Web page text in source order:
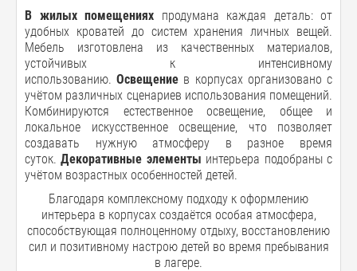
В жилых помещениях продумана каждая деталь: от
удобных кроватей до систем хранения личных вещей.
Мебель изготовлена из качественных материалов,
устойчивых к интенсивному
использованию.Освещение в корпусах организовано с
учётом различных сценариев использования помещений.
Комбинируются естественное освещение, общее и
локальное искусственное освещение, что позволяет
создавать нужную атмосферу в разное время
суток.Декоративные элементы интерьера подобраны с
учётом возрастных особенностей детей.
Благодаря комплексному подходу к оформлению
интерьера в корпусах создаётся особая атмосфера,
способствующая полноценному отдыху, восстановлению
сил и позитивному настрою детей во время пребывания
в лагере.